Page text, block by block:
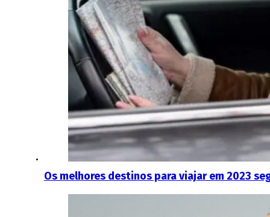
Os melhores destinos para viajar em 2023